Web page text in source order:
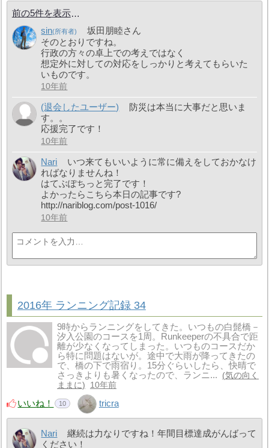
前の5件を表示
sin
坂田朋睦さん
そのとおりですね。
行政の方々の卓上での考えではなく
想定外に対しての対応をしっかりと考えてもらいた
いものです。
10年前
(退会したユーザー)
防災は本当に大事だと思いま
す。。
応援完了です！
10年前
Nari
いつ来てもいいように常に備えをしておかなけ
ればなりませんね！
はてぶぽちっと完了です！
よかったらこちら本日の記事です?
http://nariblog.com/post-1016/
10年前
2016年 ランニング記録 34
9時からランニングをしてきた。いつもの白髭橋－
汐入公園のコースを1周。Runkeeperの不具合で距
離が少なくなってしまった。いつものコースだか
ら特に問題はないが。途中で大雨が降ってきたの
で、橋の下で雨宿り。15分ぐらいしたら、快晴で
さっきよりも暑くなったので、ランニ...
気の向く
ままに
10年前
いいね！ 10 tricra
Nari
継続は力なりですね！年間目標達成がんばって
ください！